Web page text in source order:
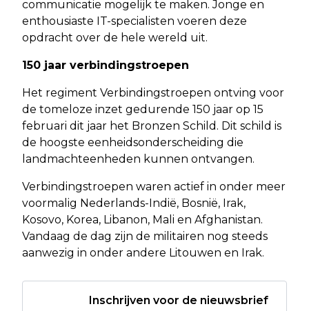
communicatie mogelijk te maken. Jonge en
enthousiaste IT-specialisten voeren deze
opdracht over de hele wereld uit.
150 jaar verbindingstroepen
Het regiment Verbindingstroepen ontving voor
de tomeloze inzet gedurende 150 jaar op 15
februari dit jaar het Bronzen Schild. Dit schild is
de hoogste eenheidsonderscheiding die
landmachteenheden kunnen ontvangen.
Verbindingstroepen waren actief in onder meer
voormalig Nederlands-Indië, Bosnië, Irak,
Kosovo, Korea, Libanon, Mali en Afghanistan.
Vandaag de dag zijn de militairen nog steeds
aanwezig in onder andere Litouwen en Irak.
Inschrijven voor de nieuwsbrief